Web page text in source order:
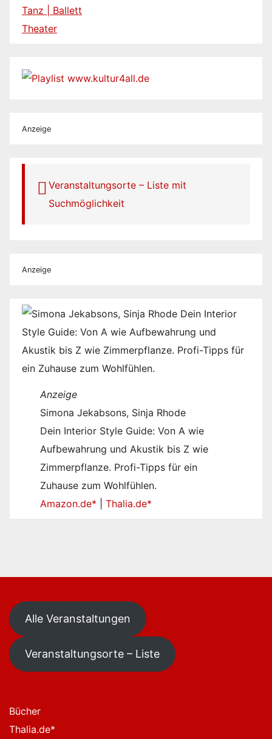
Tanz | Ballett
Theater
Anzeige
Veranstaltungsorte – Liste mit
Suchmöglichkeit
Anzeige
Anzeige
Simona Jekabsons, Sinja Rhode
Dein Interior Style Guide: Von A wie
Aufbewahrung und Akustik bis Z wie
Zimmerpflanze. Profi-Tipps für ein
Zuhause zum Wohlfühlen.
Amazon.de* |Thalia.de*
Alle Veranstaltungen
Veranstaltungsorte – Liste
Bücher
Thalia.de*